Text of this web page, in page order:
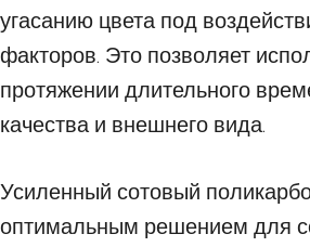
угасанию цвета под
факторов. Это позволяет
протяжении длительного
качества и внешнего вида.
Усиленный сотовый
оптимальным решением для